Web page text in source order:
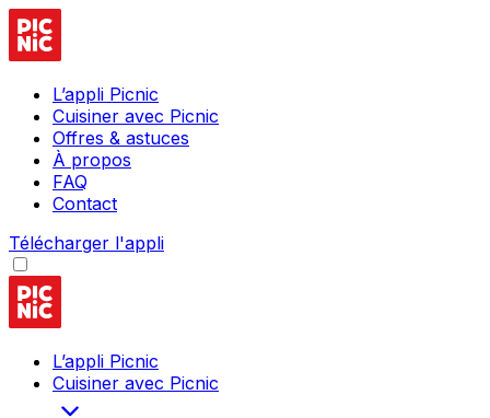
L’appli Picnic
Cuisiner avec Picnic
Offres & astuces
À propos
FAQ
Contact
Télécharger l'appli
L’appli Picnic
Cuisiner avec Picnic